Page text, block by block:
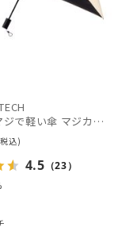
【日傘】マジで軽い傘 マジカルテックプロテクション(MAGICAL TECH PROTECTION) 50cm 晴雨兼用傘自動開閉折りたたみ日傘 一級遮光100% UV 軽量 機能性 人気
込)
4.5 （23）